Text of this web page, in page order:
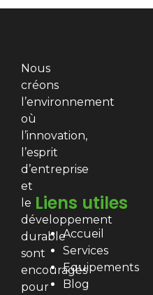
Nous
créons
l’environnement
où
l’innovation,
l’esprit
d’entreprise
et
le
développement
durable
sont
encouragés
pour
Liens utiles
Accueil
Services
Equipements
Blog